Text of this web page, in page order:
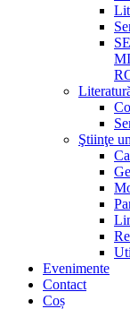
Ştiinţe
Evenimente
Contact
Coș